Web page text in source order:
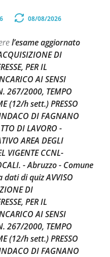
08/08/2026
l’esame aggiornato
DI
PER IL
AI SENSI
267/2000, TEMPO
(12/h sett.) PRESSO
DI FAGNANO
DI LAVORO -
AREA DEGLI
VIGENTE CCNL-
- Abruzzo - Comune
dati di quiz AVVISO
DI
PER IL
AI SENSI
267/2000, TEMPO
(12/h sett.) PRESSO
DI FAGNANO